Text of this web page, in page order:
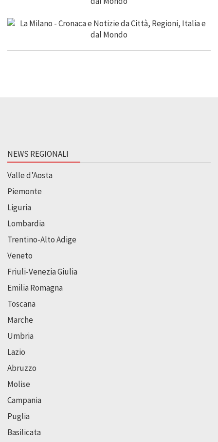
NEWS REGIONALI
Valle d’Aosta
Piemonte
Liguria
Lombardia
Trentino-Alto Adige
Veneto
Friuli-Venezia Giulia
Emilia Romagna
Toscana
Marche
Umbria
Lazio
Abruzzo
Molise
Campania
Puglia
Basilicata